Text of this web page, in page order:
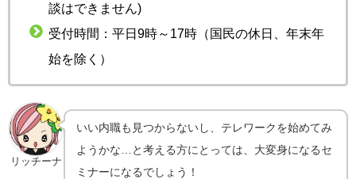
談はできません)
受付時間：平日9時～17時（国民の休日、年末年
始を除く）
リッチーナ
いい内職も見つからないし、テレワークを始めてみ
ようかな…と考える方にとっては、大変身になるセ
ミナーになるでしょう！